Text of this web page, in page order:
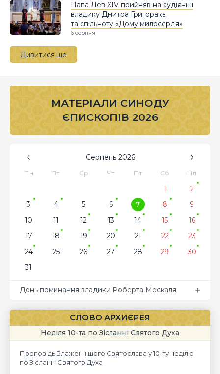
Папа Лев XIV прийняв на аудієнції
владику Дмитра Григорака
та спільноту «Дому милосердя»
6 серпня
Дивитися ще
МАТЕРІАЛИ СИНОДУ
ЄПИСКОПІВ 2026
Серпень 2026
Пн Вт Ср Чт Пт Сб Нд
1
2
3
4 5 6 7 8
9
10
11 12 13 14 15
16
17
18 19 20 21 22
23
24
25 26 27 28 29
30
31
День поминання владики Роберта Москаля
СЛОВО АРХИЄРЕЯ
Неділя 10-та по Зісланні Святого Духа
Проповідь Блаженнішого Святослава у 10-ту неділю
по Зісланні Святого Духа